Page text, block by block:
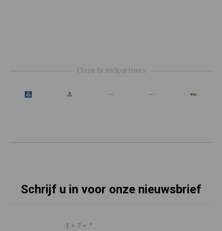
Onze brandpartners
Schrijf u in voor onze nieuwsbrief
1 + 7 = *